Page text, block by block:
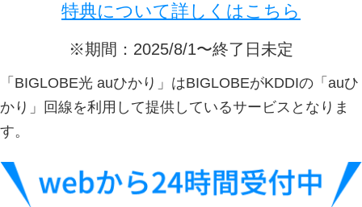
特典について詳しくはこちら
※期間：2025/8/1〜終了日未定
「BIGLOBE光 auひかり」はBIGLOBEがKDDIの「auひ
かり」回線を利用して提供しているサービスとなりま
す。